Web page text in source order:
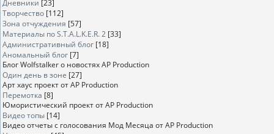
Дневники [23]
Творчество [112]
Зона отчуждения [57]
Материалы по S.T.A.L.K.E.R. 2 [33]
Административный блог [18]
Аномальный блог [7]
Блог Wolfstalker о новостях AP Production
Один день в зоне [27]
Арт хаус проект от AP Production
Перемотка [8]
Юмористический проект от AP Production
Видео топы [14]
Видео отчеты с голосования Мод Месяца от AP Production